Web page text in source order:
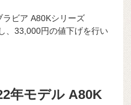
ラビア A80Kシリーズ
、33,000円の値下げを行い
年モデル A80K